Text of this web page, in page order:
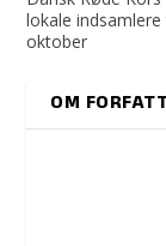
lokale indsamlere
oktober
OM